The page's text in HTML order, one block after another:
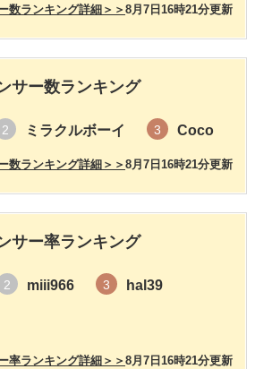
8月7日16時21分更新
数ランキング詳細＞＞
サー数ランキング
2 ミラクルボーイ 3 Coco
8月7日16時21分更新
数ランキング詳細＞＞
サー率ランキング
2 miii966 3 hal39
8月7日16時21分更新
率ランキング詳細＞＞